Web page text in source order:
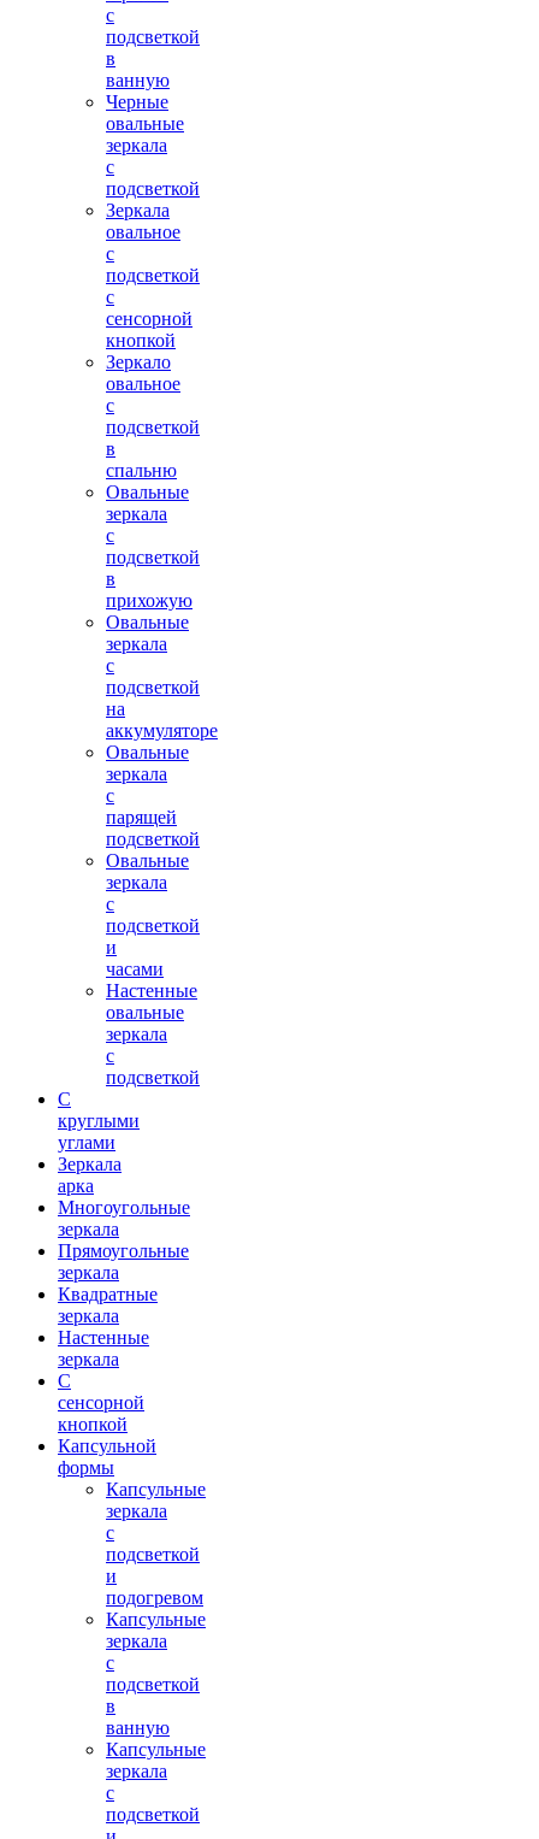
с
подсветкой
в
ванную
Черные
овальные
зеркала
с
подсветкой
Зеркала
овальное
с
подсветкой
с
сенсорной
кнопкой
Зеркало
овальное
с
подсветкой
в
спальню
Овальные
зеркала
с
подсветкой
в
прихожую
Овальные
зеркала
с
подсветкой
на
аккумуляторе
Овальные
зеркала
с
парящей
подсветкой
Овальные
зеркала
с
подсветкой
и
часами
Настенные
овальные
зеркала
с
подсветкой
С
круглыми
углами
Зеркала
арка
Многоугольные
зеркала
Прямоугольные
зеркала
Квадратные
зеркала
Настенные
зеркала
С
сенсорной
кнопкой
Капсульной
формы
Капсульные
зеркала
с
подсветкой
и
подогревом
Капсульные
зеркала
с
подсветкой
в
ванную
Капсульные
зеркала
с
подсветкой